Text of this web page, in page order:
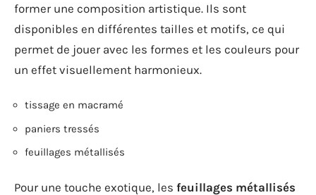
former une composition artistique. Ils sont
disponibles en différentes tailles et motifs, ce qui
permet de jouer avec les formes et les couleurs pour
un effet visuellement harmonieux.
tissage en macramé
paniers tressés
feuillages métallisés
Pour une touche exotique, les feuillages métallisés